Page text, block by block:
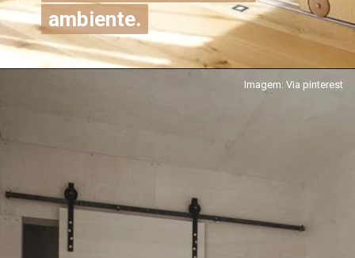
ambiente.
ambiente.
Imagem: Via pinterest